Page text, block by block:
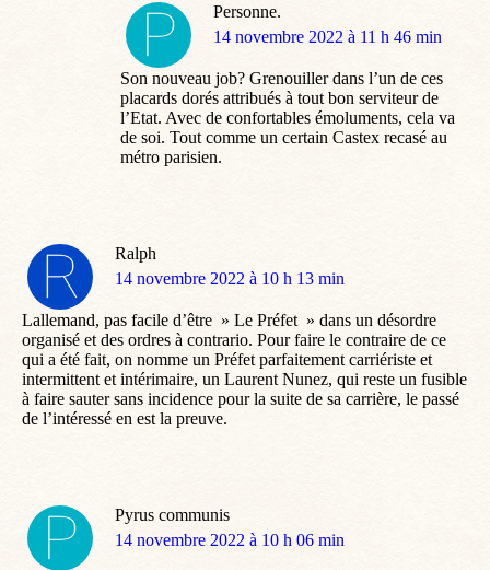
Personne.
dit
14 novembre 2022 à 11 h 46 min
Son nouveau job? Grenouiller dans l’un de ces
placards dorés attribués à tout bon serviteur de
l’Etat. Avec de confortables émoluments, cela va
de soi. Tout comme un certain Castex recasé au
métro parisien.
Ralph
dit
14 novembre 2022 à 10 h 13 min
Lallemand, pas facile d’être » Le Préfet » dans un désordre
organisé et des ordres à contrario. Pour faire le contraire de ce
qui a été fait, on nomme un Préfet parfaitement carriériste et
intermittent et intérimaire, un Laurent Nunez, qui reste un fusible
à faire sauter sans incidence pour la suite de sa carrière, le passé
de l’intéressé en est la preuve.
Pyrus communis
dit
14 novembre 2022 à 10 h 06 min